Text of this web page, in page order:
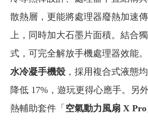
散熱層，更能將處理器廢熱加速
上，同時加大石墨片面積。結合
式，可完全解放手機處理器效能
水冷凝手機殼，採用複合式液態
降低 17%，遊玩更得心應手。另
熱輔助套件「 空氣動力風扇 X Pro